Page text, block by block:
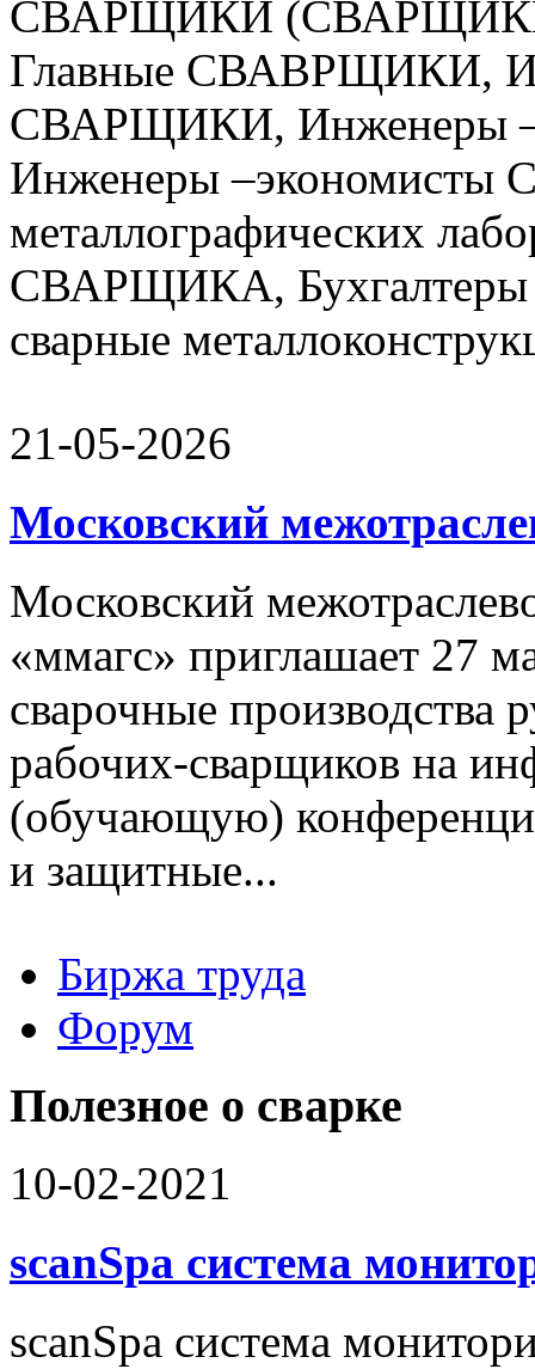
СВАРЩИКИ (СВАРЩИКИ
Главные СВАВРЩИКИ,
СВАРЩИКИ, Инженеры
Инженеры
металлографических
СВАРЩИКА, Бухгалтеры
сварные
21-05-2026
Московский
Московский
«ммагс» приглашает 27
сварочные производства
рабочих-сварщиков на
(обучающую)
и защитные...
Биржа труда
Работодателю
Соискателю
Форум
Полезное о сварке
10-02-2021
scanSpa система
scanSpa система